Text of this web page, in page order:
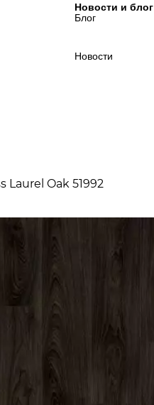
Новости и блог
Блог
Новости
Oak 51992